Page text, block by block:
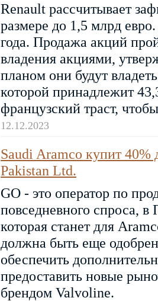
Renault рассчитывает
размере до 1,5 млрд
года. Продажа акций
владения акциями,
планом они будут
которой принадлежит
французский траст,
12.12.2023
Saudi Aramco купит 40%
Pakistan Ltd.
GO - это оператор по
повседневного спроса,
которая станет для
должна быть еще
обеспечить
предоставить новые
брендом Valvoline.